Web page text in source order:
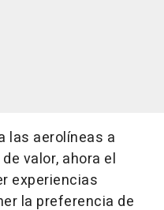
las aerolíneas a
valor, ahora el
experiencias
la preferencia de